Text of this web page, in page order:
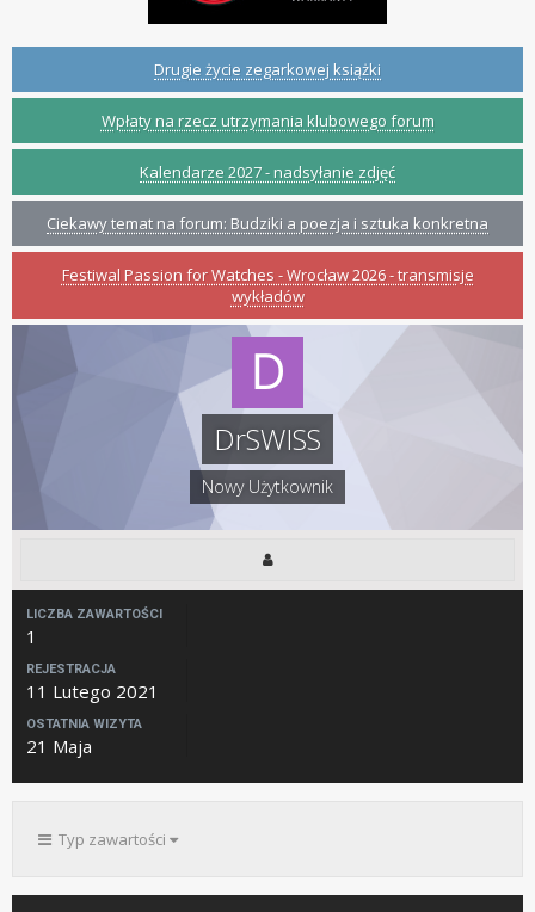
Drugie życie zegarkowej książki
Wpłaty na rzecz utrzymania klubowego forum
Kalendarze 2027 - nadsyłanie zdjęć
Ciekawy temat na forum: Budziki a poezja i sztuka konkretna
Festiwal Passion for Watches - Wrocław 2026 - transmisje
wykładów
DrSWISS
Nowy Użytkownik
LICZBA ZAWARTOŚCI
1
REJESTRACJA
11 Lutego 2021
OSTATNIA WIZYTA
21 Maja
Typ zawartości